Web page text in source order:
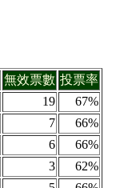
無效票數 投票率
19
67%
7
66%
6
66%
3
62%